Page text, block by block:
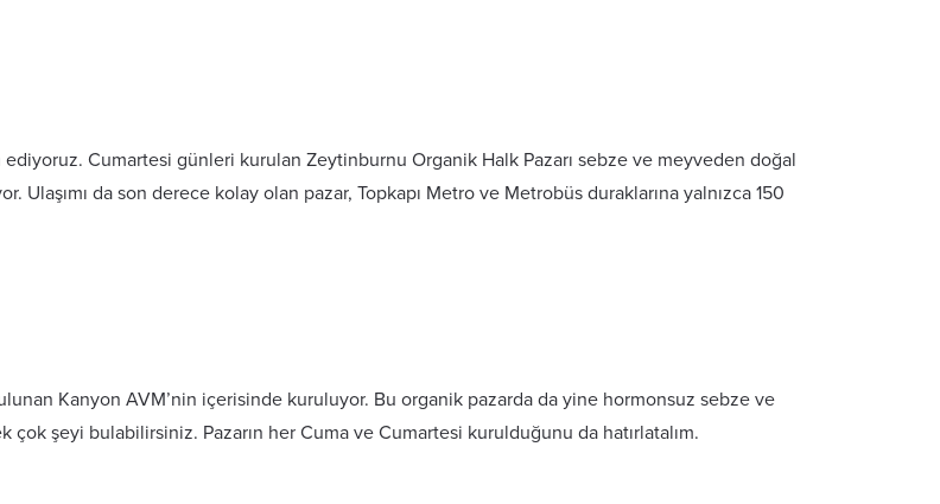
ediyoruz. Cumartesi günleri kurulan Zeytinburnu Organik Halk Pazarı sebze ve meyveden doğal
da son derece kolay olan pazar, Topkapı Metro ve Metrobüs duraklarına yalnızca 150
Kanyon AVM’nin içerisinde kuruluyor. Bu organik pazarda da yine hormonsuz sebze ve
şeyi bulabilirsiniz. Pazarın her Cuma ve Cumartesi kurulduğunu da hatırlatalım.